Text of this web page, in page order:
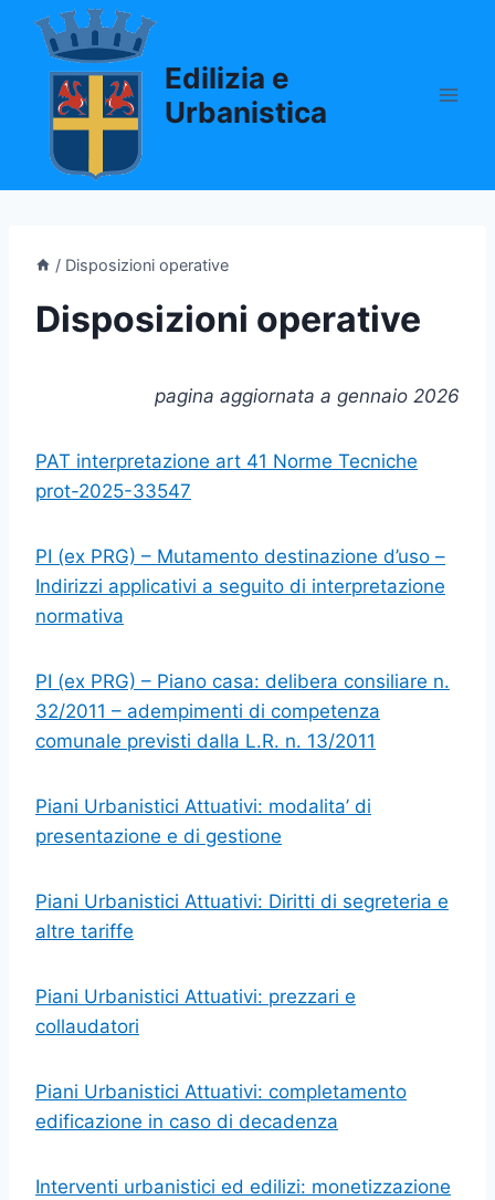
Salta
contenuto
Edilizia e
Urbanistica
/ Disposizioni operative
Disposizioni operative
pagina aggiornata a gennaio 2026
PAT interpretazione art 41 Norme Tecniche
prot-2025-33547
PI (ex PRG) – Mutamento destinazione d’uso –
Indirizzi applicativi a seguito di interpretazione
normativa
PI (ex PRG) – Piano casa: delibera consiliare n.
32/2011 – adempimenti di competenza
comunale previsti dalla L.R. n. 13/2011
Piani Urbanistici Attuativi: modalita’ di
presentazione e di gestione
Piani Urbanistici Attuativi: Diritti di segreteria e
altre tariffe
Piani Urbanistici Attuativi: prezzari e
collaudatori
Piani Urbanistici Attuativi: completamento
edificazione in caso di decadenza
Interventi urbanistici ed edilizi: monetizzazione